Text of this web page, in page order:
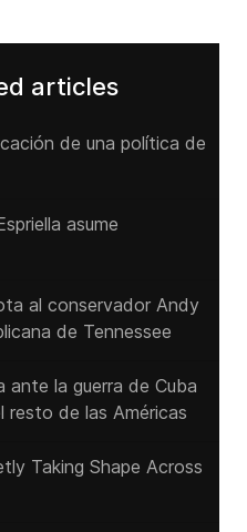
articles
de una política de
asume
al conservador Andy
de Tennessee
ante la guerra de Cuba
de las Américas
Taking Shape Across